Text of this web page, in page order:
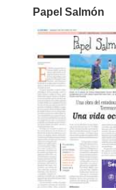
Papel Salmón